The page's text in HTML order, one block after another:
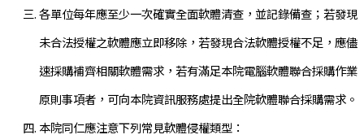
各單位每年應至少一次確實全面軟體清查，並記錄備查；若發現
未合法授權之軟體應立即移除，若發現合法軟體授權不足，應儘
速採購補齊相關軟體需求，若有滿足本院電腦軟體聯合採購作業
原則事項者，可向本院資訊服務處提出全院軟體聯合採購需求。
本院同仁應注意下列常見軟體侵權類型：